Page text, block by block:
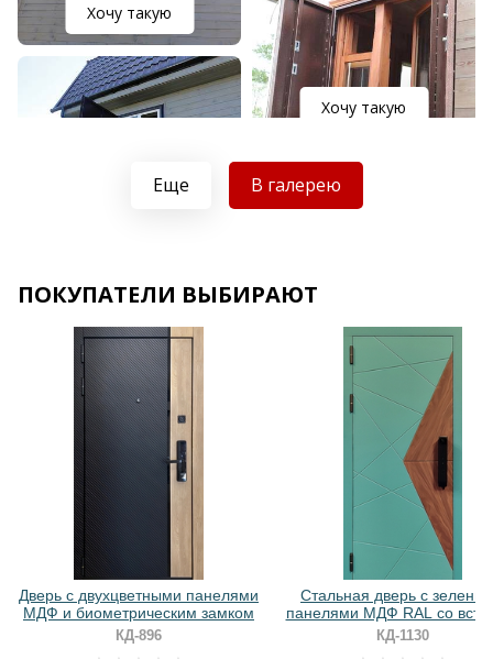
Хочу такую
Хочу такую
Хочу такую
Хочу такую
Хочу такую
Хочу такую
Еще В галерею
ПОКУПАТЕЛИ ВЫБИРАЮТ
Дверь с двухцветными панелями
МДФ и биометрическим замком
КД-896
Стальная дверь с
панелями МДФ RAL со
ПВХ и биометрическим
КД-1130